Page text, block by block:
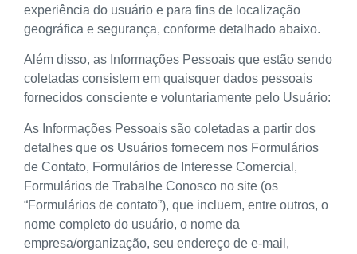
experiência do usuário e para fins de localização
geográfica e segurança, conforme detalhado abaixo.
Além disso, as Informações Pessoais que estão sendo
coletadas consistem em quaisquer dados pessoais
fornecidos consciente e voluntariamente pelo Usuário:
As Informações Pessoais são coletadas a partir dos
detalhes que os Usuários fornecem nos Formulários
de Contato, Formulários de Interesse Comercial,
Formulários de Trabalhe Conosco no site (os
“Formulários de contato”), que incluem, entre outros, o
nome completo do usuário, o nome da
empresa/organização, seu endereço de e-mail,